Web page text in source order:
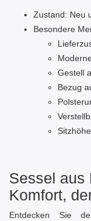
Zustand: Neu
Besondere
Gestell
Bezug
Sessel aus
Komfort,
Entdecken Sie